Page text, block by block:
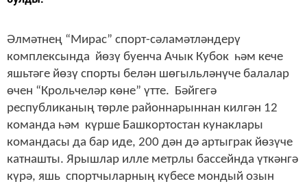
Әлмәтнең “Мирас” спорт-сәламәтләндерү
комплексында йөзү буенча Ачык Кубок һәм кече
яшьтәге йөзү спорты белән шөгыльләнүче балалар
өчен “Крольчеләр көне” үтте. Бәйгегә
республиканың төрле районнарыннан килгән 12
команда һәм күрше Башкортостан кунаклары
командасы да бар иде, 200 дән дә артыграк йөзүче
катнашты. Ярышлар илле метрлы бассейнда үткәнгә
күрә, яшь спортчыларның күбесе мондый озын